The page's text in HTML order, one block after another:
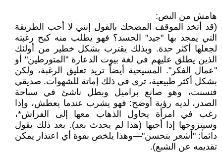
هامش من النص:
(قد أتخذ الموقف المضحك بالقول إنني لا أحب الطريقة
التي يمجد بها "جيد" الجسد؟ فهو يطلب منه كبح رغبته
لجعلها أكثر حدة. وبذلك يقترب بشكل خطير من أولئك
الذين يطلق عليهم في لغة بيوت الدعارة "المتورطين" أو
"عمال الفكر". المسيحية أيضاً تريد تعليق الرغبة، ولكن
بشكل أكثر طبيعية، ترى في ذلك إماتة للشهوات. صديقي
فنسنت، وهو صانع براميل وبطل ناشئ في سباحة
الصدر، لديه رؤية أوضح: فهو يشرب عندما يعطش، وإذا
رغب في امرأة يحاول الذهاب معها إلى الفراش*،
وسيتزوجها إذا أحبها (هذا لم يحدث بعد). بعد ذلك يقول
دائماً: "أشعر بتحسن"—وهذا يلخص بقوة أي اعتذار يمكن
تقديمه عن الشبع).